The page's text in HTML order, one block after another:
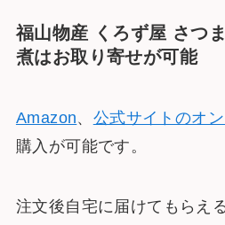
福山物産 くろず屋 さつ
煮はお取り寄せが可能
Amazon、 公式サイトのオ
購入が可能です。
注文後自宅に届けてもらえ